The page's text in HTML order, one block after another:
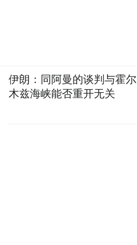
伊朗：同阿曼的谈判与霍尔
木兹海峡能否重开无关